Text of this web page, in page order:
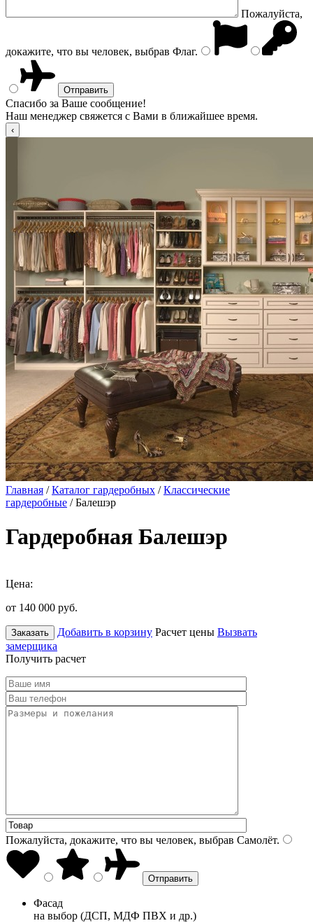
Пожалуйста,
докажите, что вы человек, выбрав Флаг.
Спасибо за Ваше сообщение!
Наш менеджер свяжется с Вами в ближайшее время.
Главная /Каталог гардеробных /Классические
гардеробные / Балешэр
Гардеробная Балешэр
Цена:
от 140 000 руб.
Заказать Добавить в корзину Расчет цены Вызвать
замерщика
Получить расчет
Пожалуйста, докажите, что вы человек, выбрав Самолёт.
Фасад
на выбор (ДСП, МДФ ПВХ и др.)